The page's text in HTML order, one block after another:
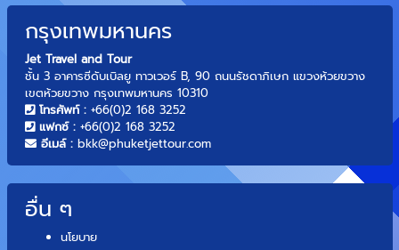
กรุงเทพมหานคร
Jet Travel and Tour
ชั้น 3 อาคารซีดับเบิลยู ทาวเวอร์ B, 90 ถนนรัชดาภิเษก แขวงห้วยขวาง
เขตห้วยขวาง กรุงเทพมหานคร 10310
โทรศัพท์ : +66(0)2 168 3252
แฟกซ์ : +66(0)2 168 3252
อีเมล์ : bkk@phuketjettour.com
อื่น ๆ
นโยบาย